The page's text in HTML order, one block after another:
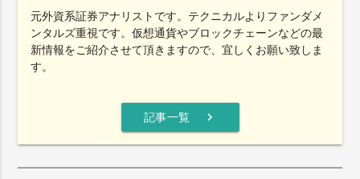
元外資系証券アナリストです。テクニカルよりファンダメ
ンタルズ重視です。仮想通貨やブロックチェーンなどの最
新情報をご紹介させて頂きますので、宜しくお願い致しま
す。
記事一覧 chevron_right